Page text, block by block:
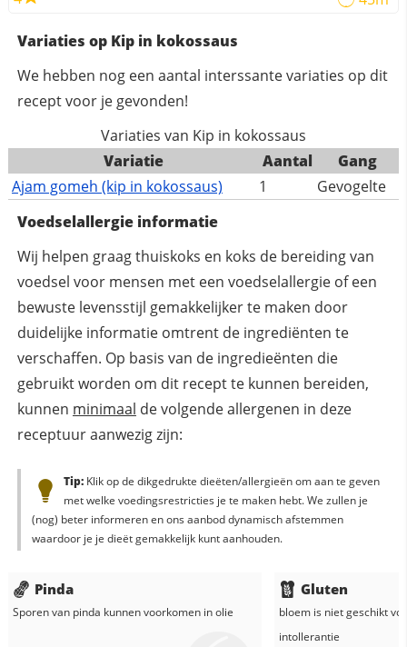
Variaties op Kip in kokossaus
We hebben nog een aantal interssante variaties op dit
recept voor je gevonden!
Variaties van Kip in kokossaus
Variatie
Aantal
Gang
Ajam gomeh (kip in kokossaus)
1
Gevogelte
Voedselallergie informatie
Wij helpen graag thuiskoks en koks de bereiding van
voedsel voor mensen met een voedselallergie of een
bewuste levensstijl gemakkelijker te maken door
duidelijke informatie omtrent de ingrediënten te
verschaffen. Op basis van de ingredieënten die
gebruikt worden om dit recept te kunnen bereiden,
kunnen minimaal de volgende allergenen in deze
receptuur aanwezig zijn:
Tip:Klik op de dikgedrukte dieëten/allergieën om aan te geven
met welke voedingsrestricties je te maken hebt. We zullen je
(nog) beter informeren en ons aanbod dynamisch afstemmen
waardoor je je dieët gemakkelijk kunt aanhouden.
Pinda
Sporen van pinda kunnen voorkomen inolie
Gluten
bloemis niet geschikt
intollerantie